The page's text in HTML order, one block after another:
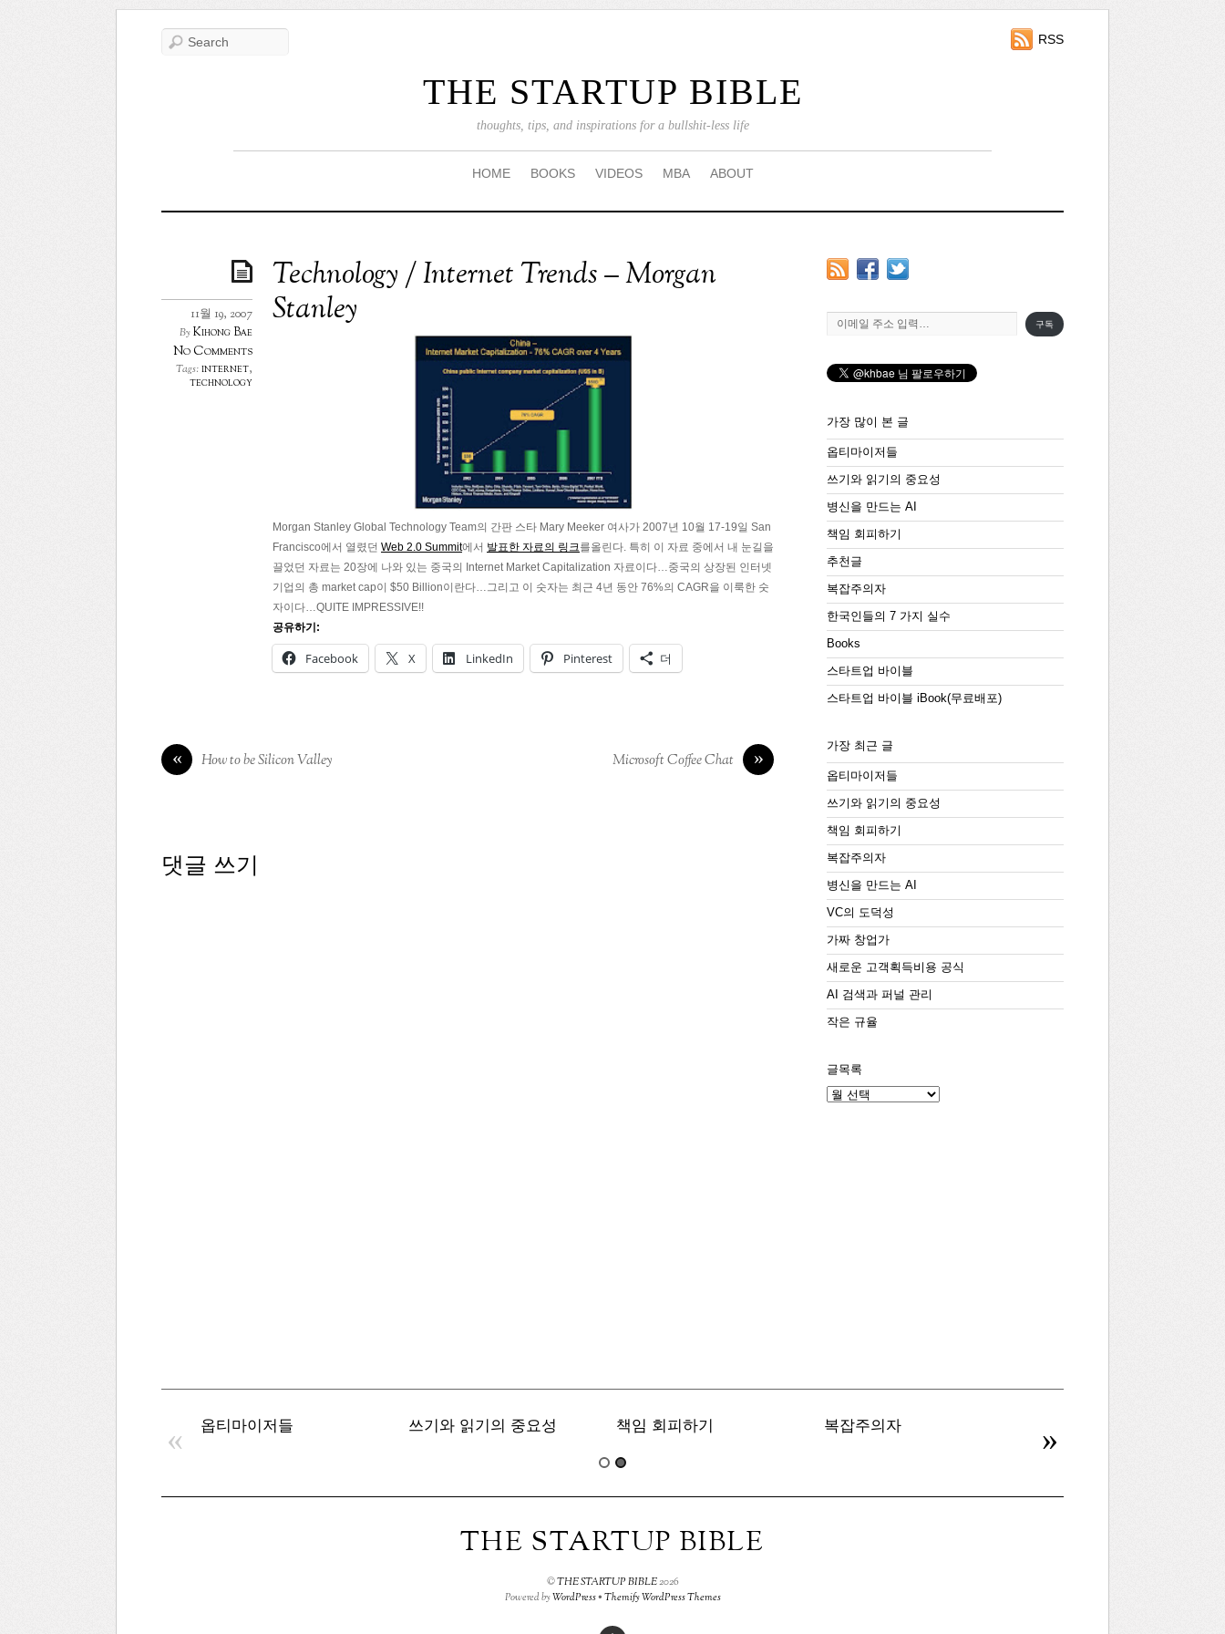
THE STARTUP BIBLE
thoughts, tips, and inspirations for a bullshit-less life
RSS
HOME BOOKS VIDEOS MBA ABOUT
Technology / Internet Trends – Morgan
Stanley
11월 19, 2007
ByKihong Bae
No Comments
Tags:internet,
technology
Morgan Stanley Global Technology Team의 간판 스타 Mary Meeker 여사가 2007년 10월 17-19일 San
Francisco에서 열렸던 Web 2.0 Summit에서 발표한 자료의 링크를올린다. 특히 이 자료 중에서 내 눈길을
끌었던 자료는 20장에 나와 있는 중국의 Internet Market Capitalization 자료이다…중국의 상장된 인터넷
기업의 총 market cap이 $50 Billion이란다…그리고 이 숫자는 최근 4년 동안 76%의 CAGR을 이룩한 숫
자이다…QUITE IMPRESSIVE!!
공유하기:
Facebook X LinkedIn Pinterest 더
« How to be Silicon Valley »
Microsoft Coffee Chat
댓글 쓰기
이메일 주소 입력…
구독
가장 많이 본 글
옵티마이저들
쓰기와 읽기의 중요성
병신을 만드는 AI
책임 회피하기
추천글
복잡주의자
한국인들의 7 가지 실수
Books
스타트업 바이블
스타트업 바이블 iBook(무료배포)
가장 최근 글
옵티마이저들
쓰기와 읽기의 중요성
책임 회피하기
복잡주의자
병신을 만드는 AI
VC의 도덕성
가짜 창업가
새로운 고객획득비용 공식
AI 검색과 퍼널 관리
작은 규율
글목록
글
옵티마이저들 쓰기와 읽기의 중요성 책임 회피하기 복잡주의자
« »
THE STARTUP BIBLE
©THE STARTUP BIBLE2026
Powered byWordPress•Themify WordPress Themes